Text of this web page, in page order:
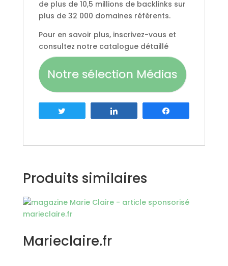
de plus de 10,5 millions de backlinks sur
plus de 32 000 domaines référents.
Pour en savoir plus, inscrivez-vous et
consultez notre catalogue détaillé
Notre sélection Médias
Produits similaires
Marieclaire.fr